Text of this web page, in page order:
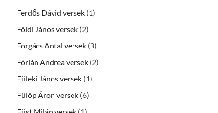
Ferdős Dávid versek (1)
Földi János versek (2)
Forgács Antal versek (3)
Fórián Andrea versek (2)
Füleki János versek (1)
Fülöp Áron versek (6)
Füst Milán versek (1)